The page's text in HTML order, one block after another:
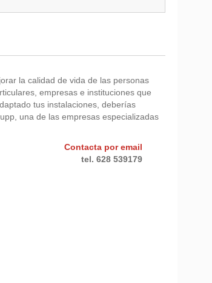
la calidad de vida de las personas
empresas e instituciones que
tus instalaciones, deberías
una de las empresas especializadas
Contacta por email
tel. 628 539179